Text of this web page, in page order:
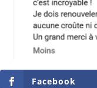
Facebook